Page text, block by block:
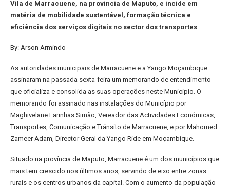
Vila de Marracuene, na província de Maputo, e incide em
matéria de mobilidade sustentável, formação técnica e
eficiência dos serviços digitais no sector dos transportes.
By: Arson Armindo
As autoridades municipais de Marracuene e a Yango Moçambique
assinaram na passada sexta-feira um memorando de entendimento
que oficializa e consolida as suas operações neste Município. O
memorando foi assinado nas instalações do Município por
Maghivelane Farinhas Simão, Vereador das Actividades Económicas,
Transportes, Comunicação e Trânsito de Marracuene, e por Mahomed
Zameer Adam, Director Geral da Yango Ride em Moçambique.
Situado na província de Maputo, Marracuene é um dos municípios que
mais tem crescido nos últimos anos, servindo de eixo entre zonas
rurais e os centros urbanos da capital. Com o aumento da população